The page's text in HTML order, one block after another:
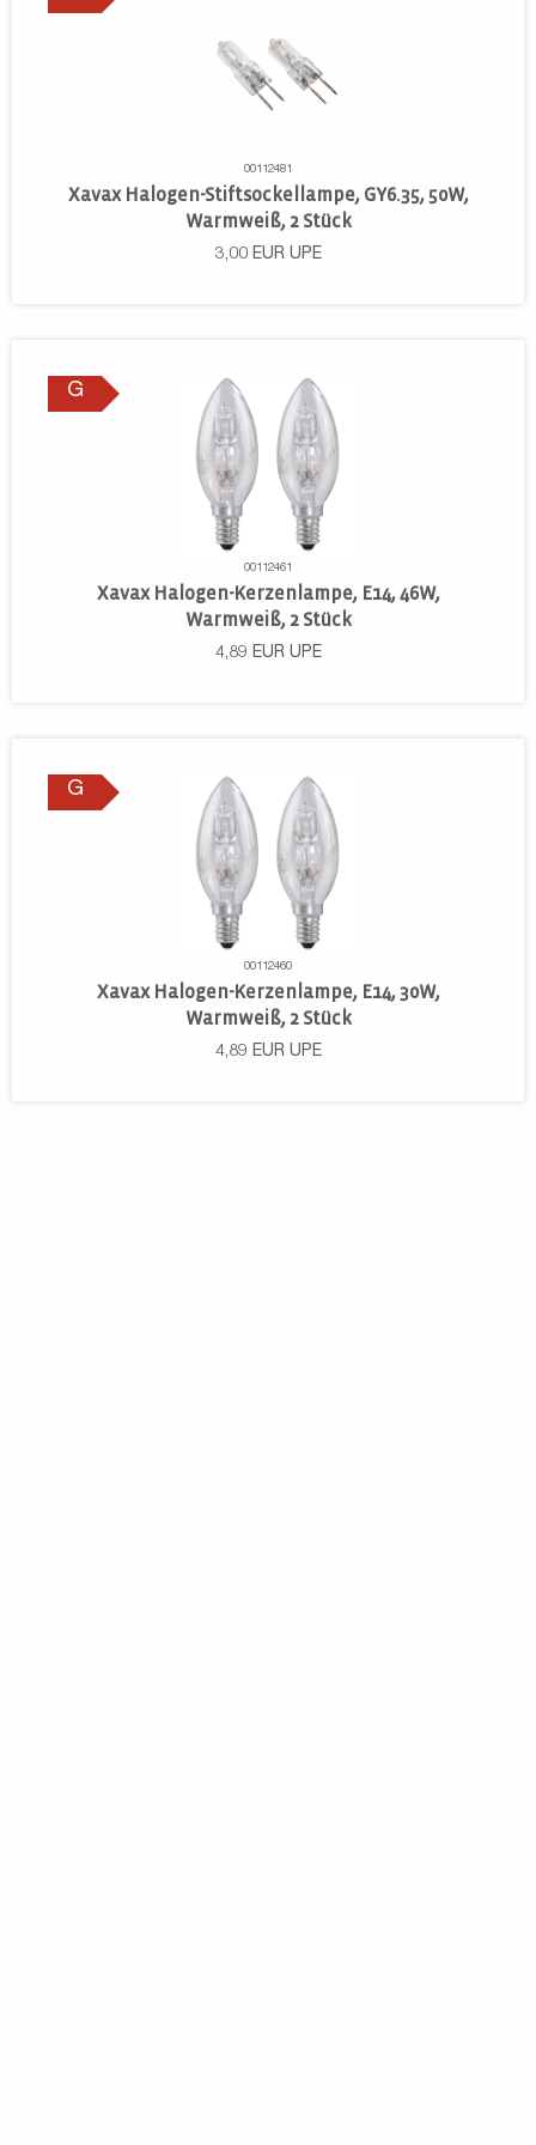
00112481
Xavax Halogen-Stiftsockellampe, GY6.35, 50W,
Warmweiß, 2 Stück
3,00 EUR UPE
G
00112461
Xavax Halogen-Kerzenlampe, E14, 46W,
Warmweiß, 2 Stück
4,89 EUR UPE
G
00112460
Xavax Halogen-Kerzenlampe, E14, 30W,
Warmweiß, 2 Stück
4,89 EUR UPE